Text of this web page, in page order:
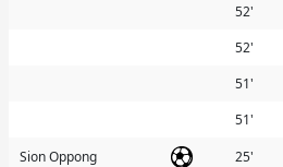
52'
52'
51'
51'
Sion Oppong
25'